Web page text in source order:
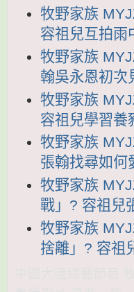
牧野家族
容祖兒互拍雨
牧野家族
翰吳永恩初次
牧野家族
容祖兒學習養
牧野家族
張翰找尋如何
牧野家族
戰」? 容祖兒
牧野家族
捨離」? 容祖